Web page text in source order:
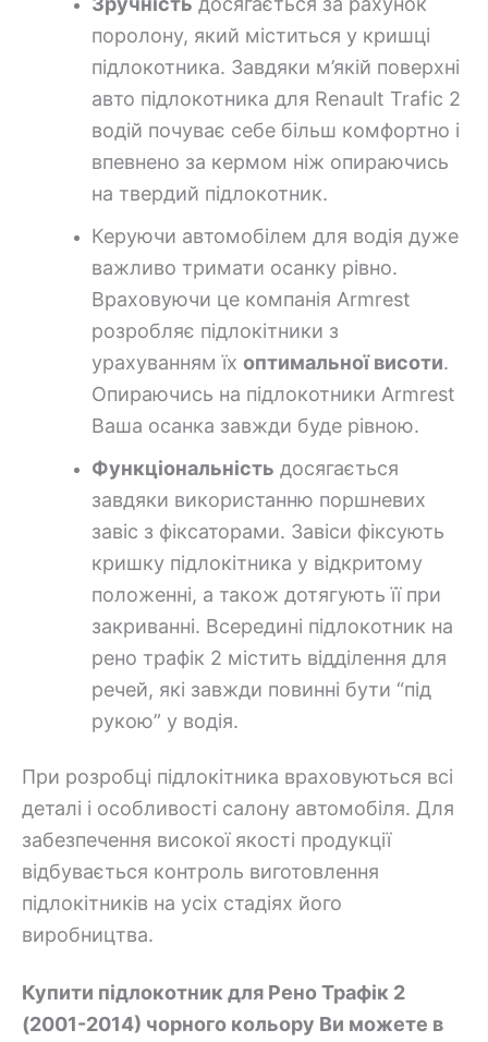
поролону, який міститься у кришці
підлокотника. Завдяки м’якій поверхні
авто підлокотника для Renault Trafic 2
водій почуває себе більш комфортно і
впевнено за кермом ніж опираючись
на твердий підлокотник.
Керуючи автомобілем для водія дуже
важливо тримати осанку рівно.
Враховуючи це компанія Armrest
розробляє підлокітники з
урахуванням їх оптимальної висоти.
Опираючись на підлокотники Armrest
Ваша осанка завжди буде рівною.
Функціональність досягається
завдяки використанню поршневих
завіс з фіксаторами. Завіси фіксують
кришку підлокітника у відкритому
положенні, а також дотягують її при
закриванні. Всередині підлокотник на
рено трафік 2 містить відділення для
речей, які завжди повинні бути “під
рукою” у водія.
При розробці підлокітника враховуються всі
деталі і особливості салону автомобіля. Для
забезпечення високої якості продукції
відбувається контроль виготовлення
підлокітників на усіх стадіях його
виробництва.
Купити підлокотник для Рено Трафік 2
(2001-2014) чорного кольору Ви можете в